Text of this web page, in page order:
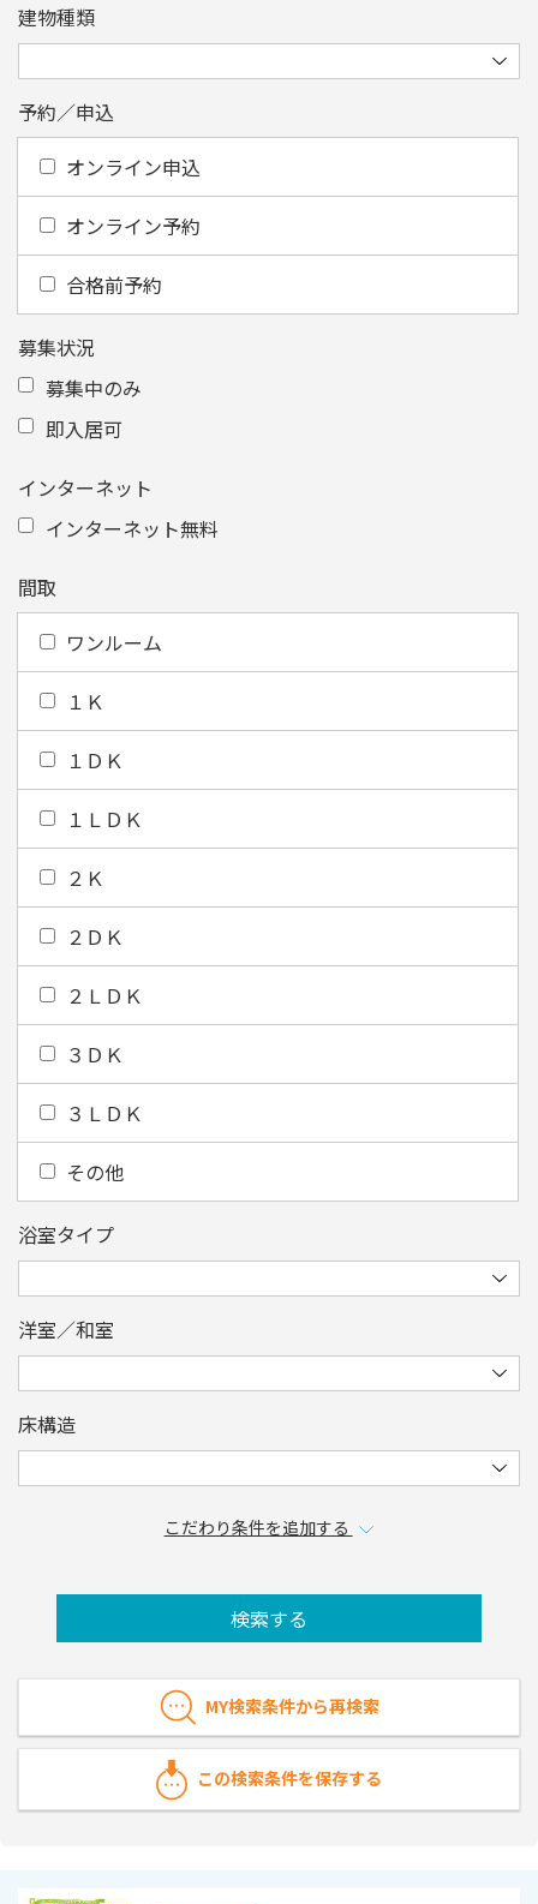
建物種類
予約／申込
オンライン申込
オンライン予約
合格前予約
募集状況
募集中のみ
即入居可
インターネット
インターネット無料
間取
ワンルーム
１Ｋ
１ＤＫ
１ＬＤＫ
２Ｋ
２ＤＫ
２ＬＤＫ
３ＤＫ
３ＬＤＫ
その他
浴室タイプ
洋室／和室
床構造
こだわり条件を追加する
検索する
MY検索条件から再検索
この検索条件を保存する